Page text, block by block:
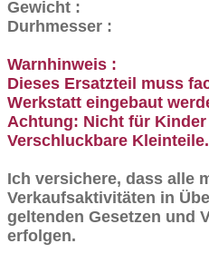
Gewicht :
Durhmesser :
Warnhinweis :
Dieses Ersatzteil muss
Werkstatt eingebaut
Achtung: Nicht für Kinder
Verschluckbare
Ich versichere, dass alle
Verkaufsaktivitäten in
geltenden Gesetzen und
erfolgen.